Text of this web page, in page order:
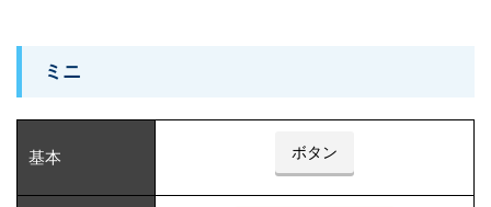
ミニ
基本 ボタン